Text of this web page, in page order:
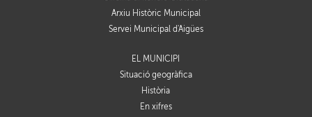
Arxiu Històric Municipal
Servei Municipal d'Aigües
EL MUNICIPI
Situació geogràfica
Història
En xifres